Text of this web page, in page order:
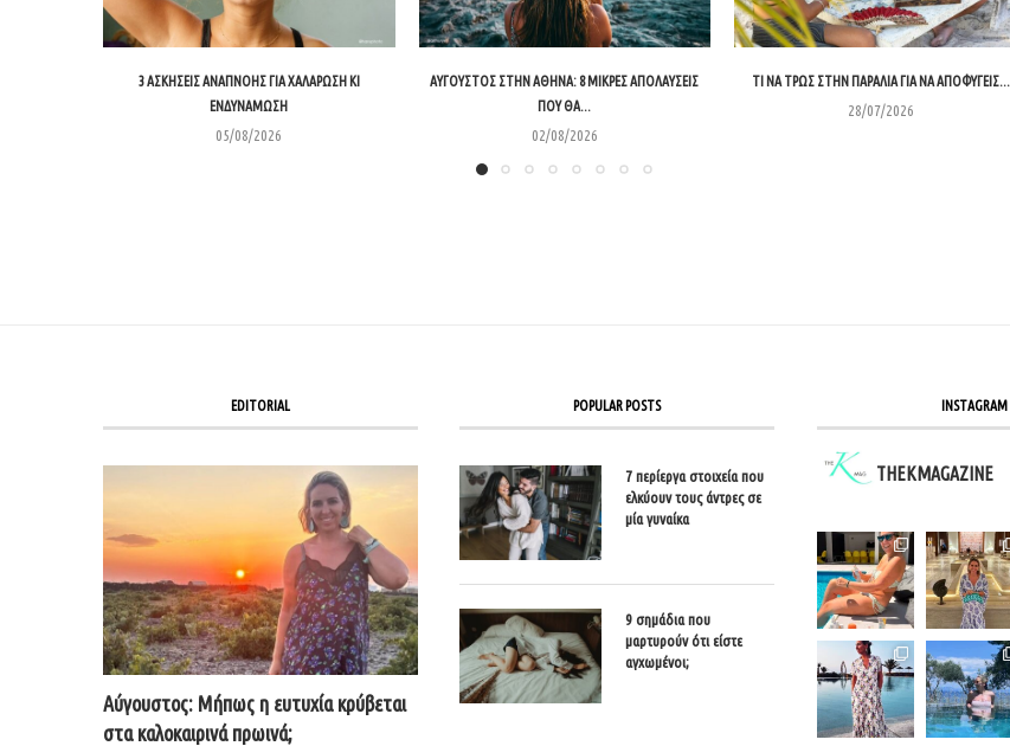
3 ΑΣΚΉΣΕΙΣ ΑΝΑΠΝΟΉΣ ΓΙΑ ΧΑΛΆΡΩΣΗ ΚΙ
ΕΝΔΥΝΆΜΩΣΗ
05/08/2026
ΑΎΓΟΥΣΤΟΣ ΣΤΗΝ ΑΘΉΝΑ: 8 ΜΙΚΡΈΣ ΑΠΟΛΑΎΣΕΙΣ
ΠΟΥ ΘΑ...
02/08/2026
ΤΙ ΝΑ ΤΡΩΣ ΣΤΗΝ ΠΑΡΑΛΊΑ ΓΙΑ ΝΑ ΑΠΟΦΎΓΕΙΣ...
28/07/2026
EDITORIAL
Αύγουστος: Μήπως η ευτυχία κρύβεται
στα καλοκαιρινά πρωινά;
POPULAR POSTS
7 περίεργα στοιχεία που
ελκύουν τους άντρες σε
μία γυναίκα
9 σημάδια που
μαρτυρούν ότι είστε
αγχωμένοι;
INSTAGRAM
THEKMAGAZINE